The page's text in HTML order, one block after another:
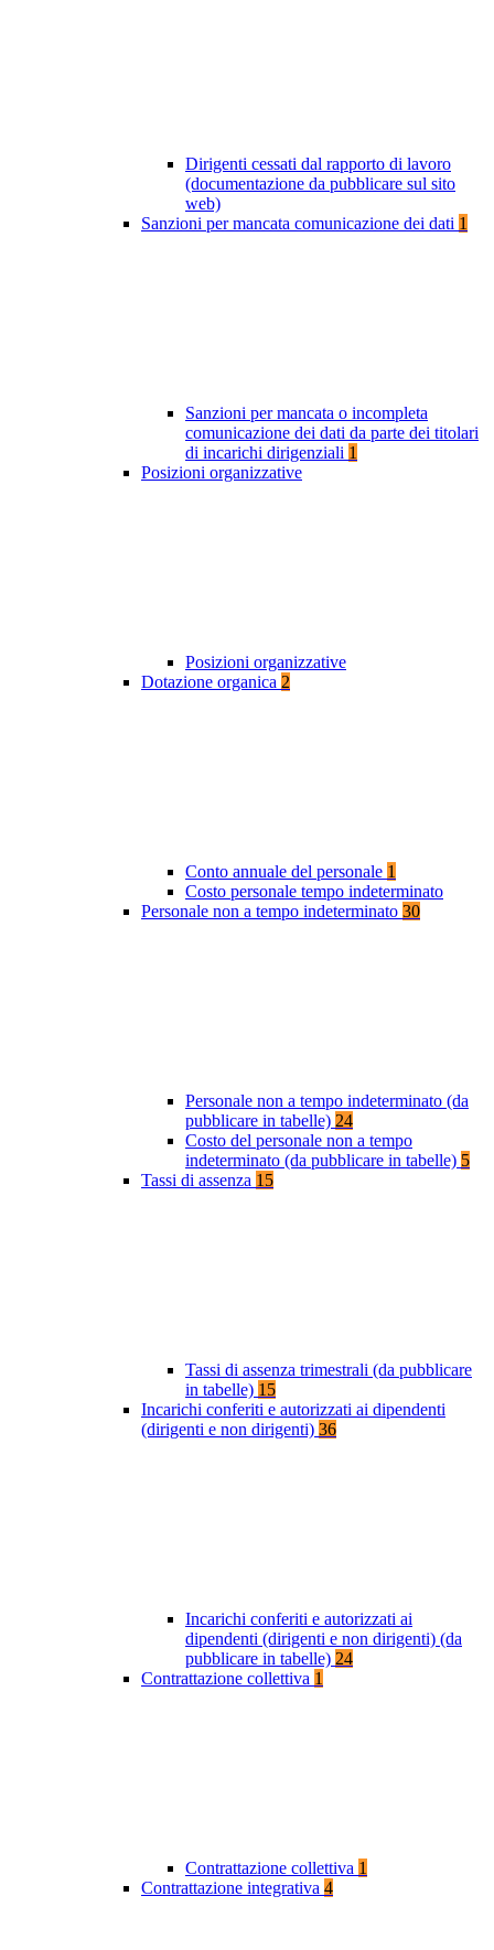
Dirigenti cessati dal rapporto di lavoro
(documentazione da pubblicare sul sito
web)
Sanzioni per mancata comunicazione dei dati 1
Sanzioni per mancata o incompleta
comunicazione dei dati da parte dei titolari
di incarichi dirigenziali 1
Posizioni organizzative
Posizioni organizzative
Dotazione organica 2
Conto annuale del personale 1
Costo personale tempo indeterminato
Personale non a tempo indeterminato 30
Personale non a tempo indeterminato (da
pubblicare in tabelle) 24
Costo del personale non a tempo
indeterminato (da pubblicare in tabelle) 5
Tassi di assenza 15
Tassi di assenza trimestrali (da pubblicare
in tabelle) 15
Incarichi conferiti e autorizzati ai dipendenti
(dirigenti e non dirigenti) 36
Incarichi conferiti e autorizzati ai
dipendenti (dirigenti e non dirigenti) (da
pubblicare in tabelle) 24
Contrattazione collettiva 1
Contrattazione collettiva 1
Contrattazione integrativa 4